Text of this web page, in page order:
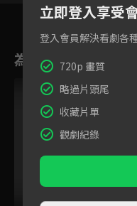
24 25
為您推薦
立即登入享受
登入會員解決看劇各
720p 畫質
略過片頭尾
收藏片單
觀劇紀錄